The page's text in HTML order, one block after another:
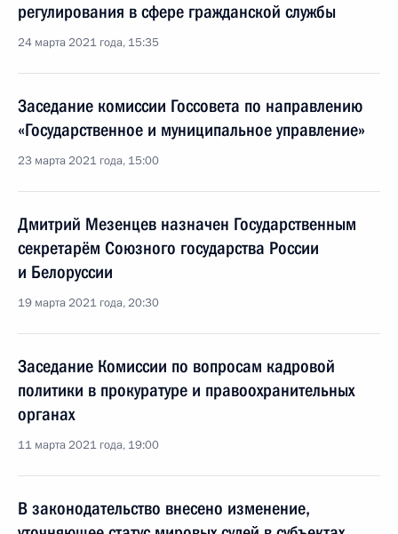
регулирования в сфере гражданской службы
24 марта 2021 года, 15:35
Заседание комиссии Госсовета по направлению
«Государственное и муниципальное управление»
23 марта 2021 года, 15:00
Дмитрий Мезенцев назначен Государственным
секретарём Союзного государства России
и Белоруссии
19 марта 2021 года, 20:30
Заседание Комиссии по вопросам кадровой
политики в прокуратуре и правоохранительных
органах
11 марта 2021 года, 19:00
В законодательство внесено изменение,